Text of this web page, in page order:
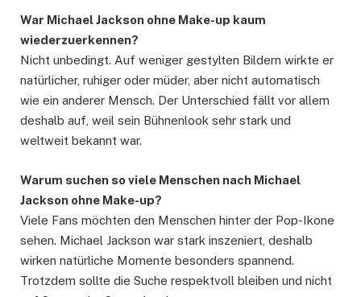
War Michael Jackson ohne Make-up kaum
wiederzuerkennen?
Nicht unbedingt. Auf weniger gestylten Bildern wirkte er
natürlicher, ruhiger oder müder, aber nicht automatisch
wie ein anderer Mensch. Der Unterschied fällt vor allem
deshalb auf, weil sein Bühnenlook sehr stark und
weltweit bekannt war.
Warum suchen so viele Menschen nach Michael
Jackson ohne Make-up?
Viele Fans möchten den Menschen hinter der Pop-Ikone
sehen. Michael Jackson war stark inszeniert, deshalb
wirken natürliche Momente besonders spannend.
Trotzdem sollte die Suche respektvoll bleiben und nicht